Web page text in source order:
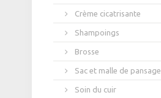
Crème cicatrisante
Shampoings
Brosse
Sac et malle de pansage
Soin du cuir